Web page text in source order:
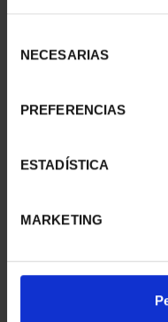
NECESARIAS
PREFERENCIAS
ESTADÍSTICA
MARKETING
III - TARRAGONA